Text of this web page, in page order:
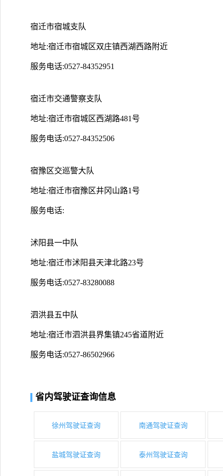
宿迁市宿城支队
地址:宿迁市宿城区双庄镇西湖西路附近
服务电话:0527-84352951
宿迁市交通警察支队
地址:宿迁市宿城区西湖路481号
服务电话:0527-84352506
宿豫区交巡警大队
地址:宿迁市宿豫区井冈山路1号
服务电话:
沭阳县一中队
地址:宿迁市沭阳县天津北路23号
服务电话:0527-83280088
泗洪县五中队
地址:宿迁市泗洪县界集镇245省道附近
服务电话:0527-86502966
省内驾驶证查询信息
徐州驾驶证查询 南通驾驶证查询
盐城驾驶证查询 泰州驾驶证查询